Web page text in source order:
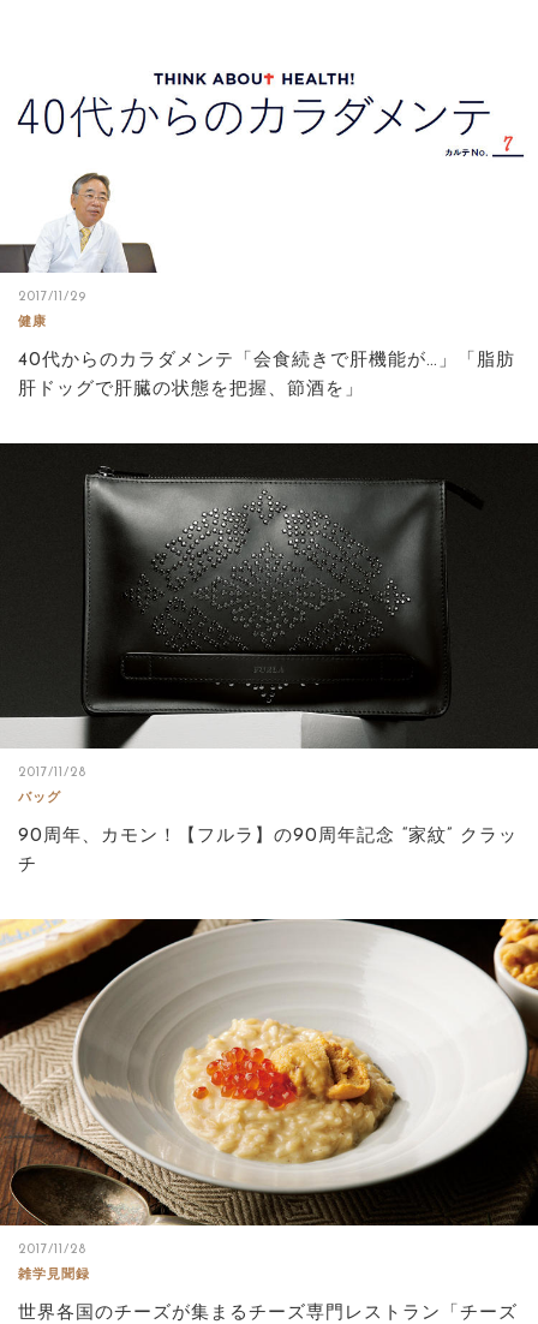
2017/11/29
健康
40代からのカラダメンテ「会食続きで肝機能が…」「脂肪
肝ドッグで肝臓の状態を把握、節酒を」
2017/11/28
バッグ
90周年、カモン！【フルラ】の90周年記念 “家紋” クラッ
チ
2017/11/28
雑学見聞録
世界各国のチーズが集まるチーズ専門レストラン「チーズ